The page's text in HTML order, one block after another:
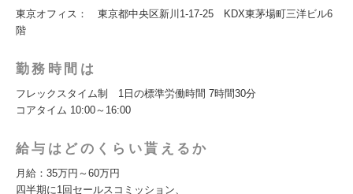
東京オフィス： 東京都中央区新川1-17-25 KDX東茅場町三洋ビル6
階
勤務時間は
フレックスタイム制 1日の標準労働時間 7時間30分
コアタイム 10:00～16:00
給与はどのくらい貰えるか
月給：35万円～60万円
四半期に1回セールスコミッション、